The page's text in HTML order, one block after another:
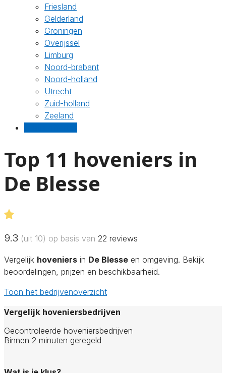
Friesland
Gelderland
Groningen
Overijssel
Limburg
Noord-brabant
Noord-holland
Utrecht
Zuid-holland
Zeeland
Top 11 hoveniers in
De Blesse
9.3 (uit 10) op basis van 22 reviews
Vergelijk hoveniers in De Blesse en omgeving. Bekijk
beoordelingen, prijzen en beschikbaarheid.
Toon het bedrijvenoverzicht
Vergelijk hoveniersbedrijven
Gecontroleerde hoveniersbedrijven
Binnen 2 minuten geregeld